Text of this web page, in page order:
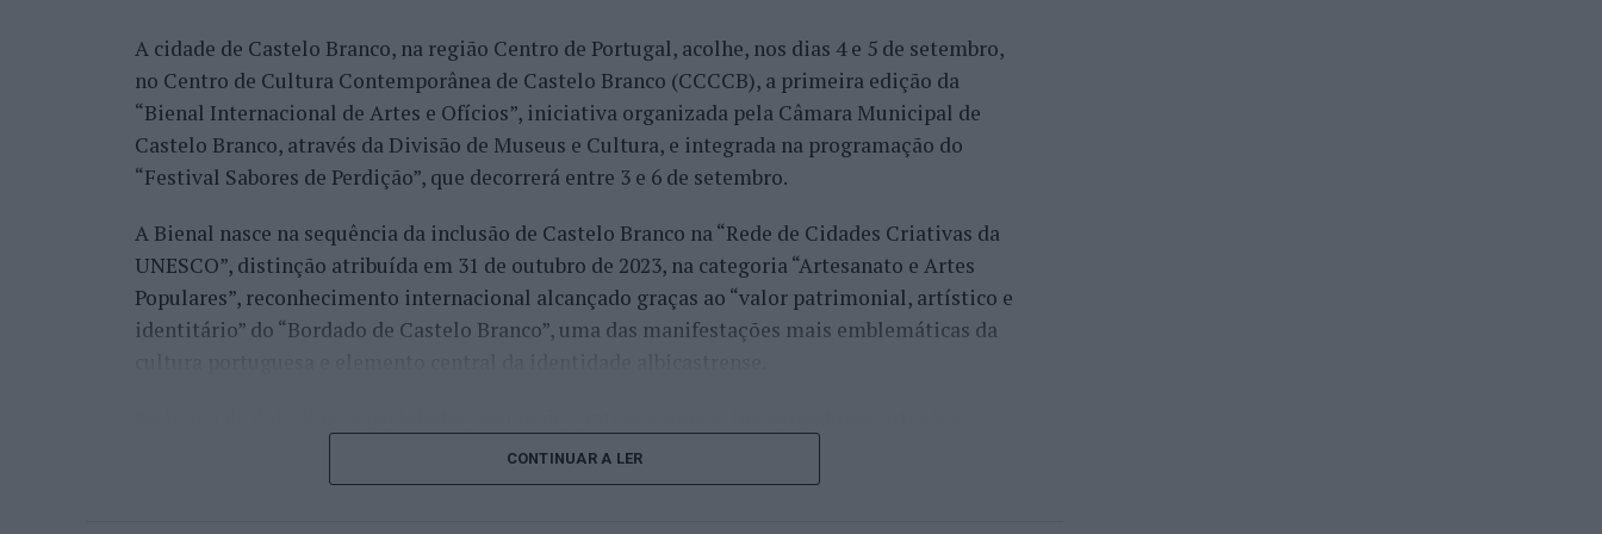
Já Jaime Faria venceu o peruano Gonzalo Bueno e o neerlandês Botic van de Zandschulp,
alcançando também os quartos de final, onde acabou eliminado pelo italiano Luciano
Darderi, num encontro decidido em três sets.
Nuno Borges, principal representante nacional no quadro principal, iniciou a participação
segunda ronda pelo argentino Román Andrés Burruchaga, num encontro disputado em três
sets.
Henrique Rocha e Frederico Ferreira Silva despediram-se na ronda inaugural. Rocha foi
afastado pelo espanhol Pedro Martínez, enquanto Ferreira Silva discutiu a passagem à
Na fase de qualificação, Tiago Pereira foi o português que mais longe chegou, alcançando o
quadro principal do torneio, onde acabou derrotado por Gonzalo Bueno. João Domingues,
A cidade de Castelo Branco, na região Centro de Portugal, acolhe, nos dias 4 e 5 de setembro,
no Centro de Cultura Contemporânea de Castelo Branco (CCCCB), a primeira edição da
“Bienal Internacional de Artes e Ofícios”, iniciativa organizada pela Câmara Municipal de
Castelo Branco, através da Divisão de Museus e Cultura, e integrada na programação do
“Festival Sabores de Perdição”, que decorrerá entre 3 e 6 de setembro.
A Bienal nasce na sequência da inclusão de Castelo Branco na “Rede de Cidades Criativas da
UNESCO”, distinção atribuída em 31 de outubro de 2023, na categoria “Artesanato e Artes
Populares”, reconhecimento internacional alcançado graças ao “valor patrimonial, artístico e
identitário” do “Bordado de Castelo Branco”, uma das manifestações mais emblemáticas da
representantes institucionais, organismos públicos, instituições de ensino superior e
cidades pertencentes à “Rede de Cidades Criativas da UNESCO” discutirão políticas públicas,
CONTINUAR A LER